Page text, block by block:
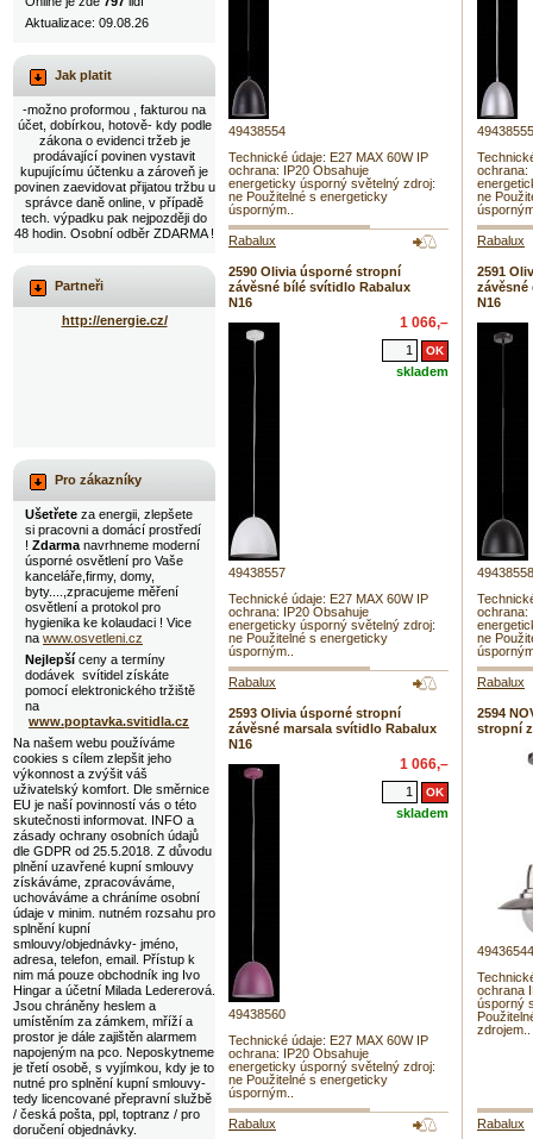
49438554
Technické údaje: E27 MAX 60W IP
ochrana: IP20 Obsahuje
energeticky úsporný světelný zdroj:
ne Použitelné s energeticky
úsporným..
49438555
ochrana:
ne
Rabalux
2590 Olivia úsporné stropní
závěsné bílé svítidlo Rabalux
N16
1 066,–
skladem
49438557
Technické údaje: E27 MAX 60W IP
ochrana: IP20 Obsahuje
energeticky úsporný světelný zdroj:
ne Použitelné s energeticky
úsporným..
Rabalux
2591
závěsné
N16
49438558
ochrana:
ne
Rabalux
2593 Olivia úsporné stropní
závěsné marsala svítidlo Rabalux
N16
1 066,–
skladem
49438560
Technické údaje: E27 MAX 60W IP
ochrana: IP20 Obsahuje
energeticky úsporný světelný zdroj:
ne Použitelné s energeticky
úsporným..
Rabalux
2594
stropní
49436544
ochrana
úsporný
zdrojem..
Rabalux Rabalux
Aktualizace: 09.08.26
Jak platit
-možno proformou , fakturou na
účet, dobírkou, hotově- kdy podle
zákona o evidenci tržeb je
prodávající povinen vystavit
kupujícímu účtenku a zároveň je
povinen zaevidovat přijatou tržbu u
správce daně online, v případě
tech. výpadku pak nejpozději do
48 hodin. Osobní odběr ZDARMA !
Partneři
http://energie.cz/
Pro zákazníky
Ušetřete za energii, zlepšete
si pracovni a domácí prostředí
! Zdarma navrhneme moderní
úsporné osvětlení pro Vaše
kanceláře,firmy, domy,
byty....,zpracujeme měření
osvětlení a protokol pro
hygienika ke kolaudaci ! Vice
na www.osvetleni.cz
Nejlepší ceny a termíny
dodávek svítidel získáte
pomocí elektronického tržiště
na
www.poptavka.svitidla.cz
Na našem webu používáme
cookies s cílem zlepšit jeho
výkonnost a zvýšit váš
uživatelský komfort. Dle směrnice
EU je naší povinností vás o této
skutečnosti informovat. INFO a
zásady ochrany osobních údajů
dle GDPR od 25.5.2018. Z důvodu
plnění uzavřené kupní smlouvy
získáváme, zpracováváme,
uchováváme a chráníme osobní
údaje v minim. nutném rozsahu pro
splnění kupní
smlouvy/objednávky- jméno,
adresa, telefon, email. Přístup k
nim má pouze obchodník ing Ivo
Hingar a účetní Milada Ledererová.
Jsou chráněny heslem a
umístěním za zámkem, mříží a
prostor je dále zajištěn alarmem
napojeným na pco. Neposkytneme
je třetí osobě, s vyjímkou, kdy je to
nutné pro splnění kupní smlouvy-
tedy licencované přepravní službě
/ česká pošta, ppl, toptranz / pro
doručení objednávky.